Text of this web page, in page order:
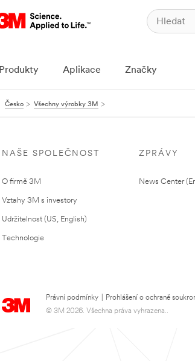
Produkty Aplikace Značky
Česko Všechny výrobky 3M
NAŠE SPOLEČNOST
O firmě 3M
Vztahy 3M s investory
Udržitelnost (US, English)
Technologie
ZPRÁVY
News Center
Právní podmínky Prohlášení o ochraně
© 3M 2026. Všechna práva vyhrazena..